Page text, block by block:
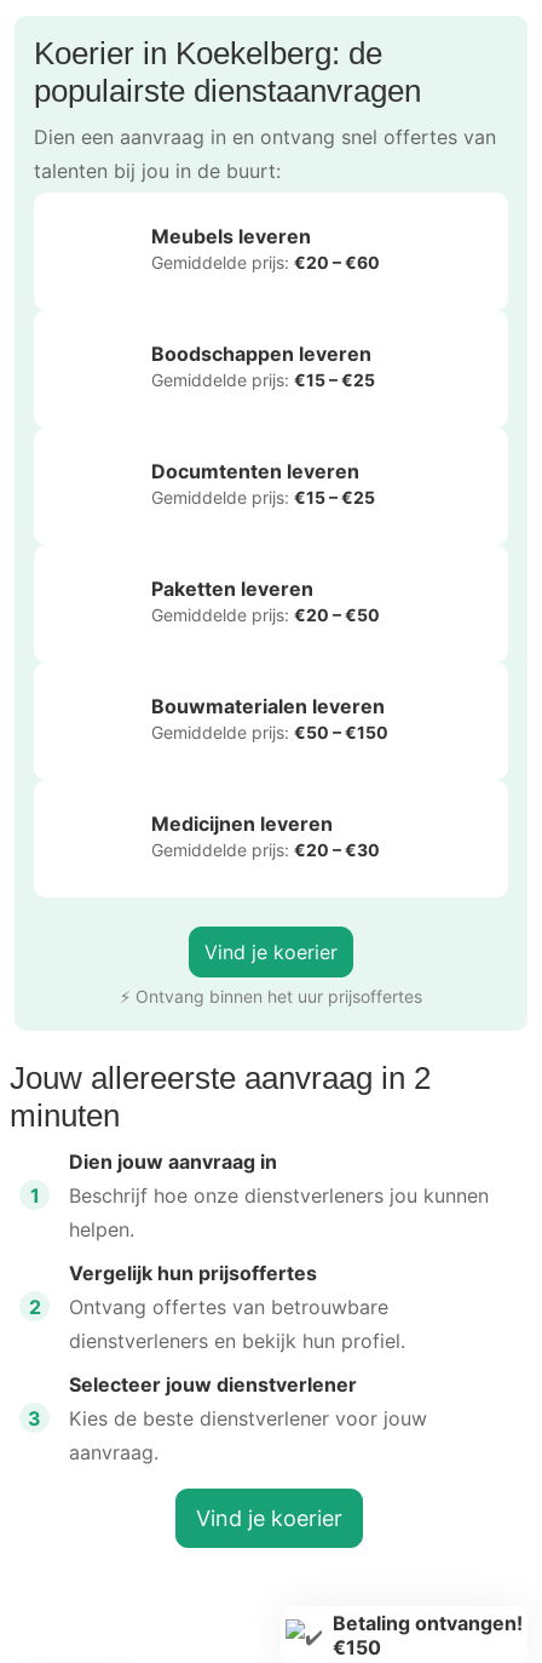
Koerier in Koekelberg: de
populairste dienstaanvragen
Dien een aanvraag in en ontvang snel offertes van
talenten bij jou in de buurt:
Meubels leveren
Gemiddelde prijs: €20 – €60
Boodschappen leveren
Gemiddelde prijs: €15 – €25
Documtenten leveren
Gemiddelde prijs: €15 – €25
Paketten leveren
Gemiddelde prijs: €20 – €50
Bouwmaterialen leveren
Gemiddelde prijs: €50 – €150
Medicijnen leveren
Gemiddelde prijs: €20 – €30
Vind je koerier
⚡ Ontvang binnen het uur prijsoffertes
Jouw allereerste aanvraag in 2
minuten
1
Dien jouw aanvraag in
Beschrijf hoe onze dienstverleners jou kunnen
helpen.
2
Vergelijk hun prijsoffertes
Ontvang offertes van betrouwbare
dienstverleners en bekijk hun profiel.
3
Selecteer jouw dienstverlener
Kies de beste dienstverlener voor jouw
aanvraag.
Vind je koerier
Betaling ontvangen!
€150